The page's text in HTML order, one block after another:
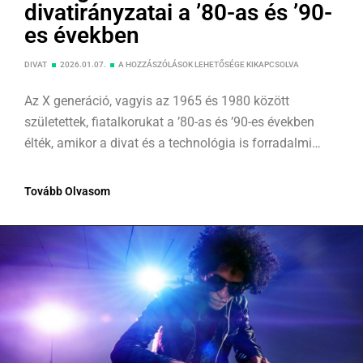
divatirányzatai a ’80-as és ’90-
es években
DIVAT 2026.01.07. A HOZZÁSZÓLÁSOK LEHETŐSÉGE KIKAPCSOLVA
Az X generáció, vagyis az 1965 és 1980 között
születettek, fiatalkorukat a ’80-as és ’90-es években
élték, amikor a divat és a technológia is forradalmi
színes és merész divatirányzatok jellemezték, – a
szabású felsők és nadrágok, valamint a melegítők
korszaka volt.
Tovább Olvasom